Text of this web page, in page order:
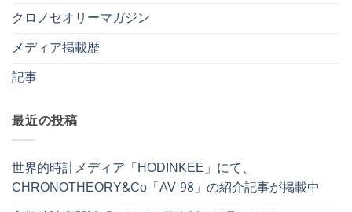
クロノセオリーマガジン
メディア掲載歴
記事
最近の投稿
世界的時計メディア「HODINKEE」にて、
CHRONOTHEORY&Co「AV-98」の紹介記事が掲載中